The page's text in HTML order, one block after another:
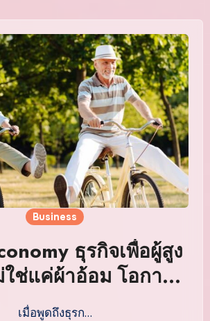
Business
ธุรกิจเพื่อผู้สูง
ช่แค่ผ้าอ้อม โอกาส
ของไทยปี 2026
เมื่อพูดถึงธุรก…